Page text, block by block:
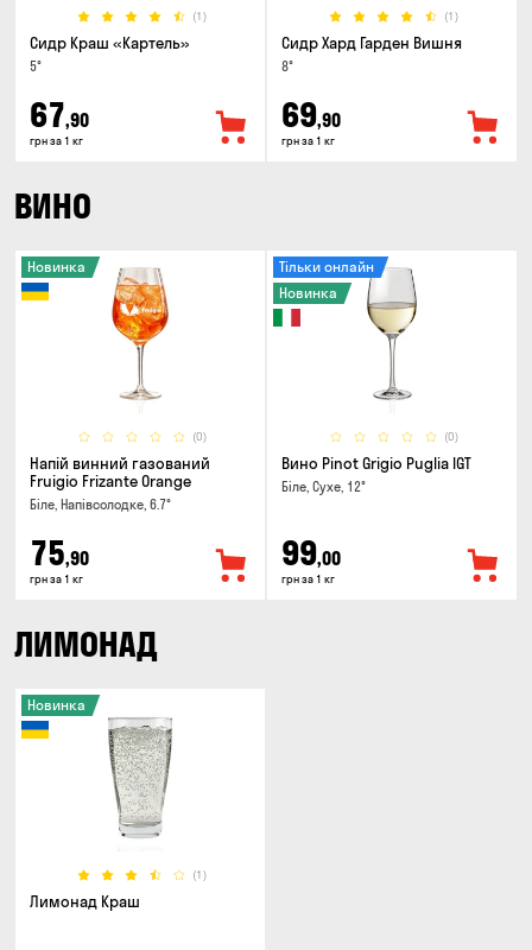
(1)
Сидр Краш «Картель»
5°
67,90
грн за 1 кг
(1)
Сидр Хард Гарден Вишня
8°
69,90
грн за 1 кг
ВИНО
(0)
Новинка
Напій винний газований
Fruigio Frizante Orange
Біле, Напівсолодке, 6.7°
75,90
грн за 1 кг
(0)
Тільки онлайн
Новинка
Вино Pinot Grigio Puglia IGT
Біле, Сухе, 12°
99,00
грн за 1 кг
ЛИМОНАД
(1)
Новинка
Лимонад Краш